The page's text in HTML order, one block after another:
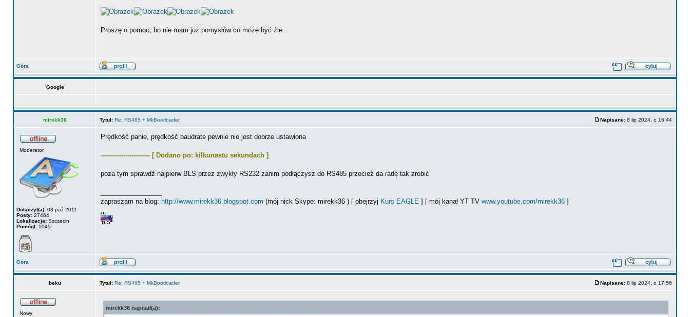
Proszę o pomoc, bo nie mam już pomysłów co może być źle...
Góra
Google
mirekk36 Tytuł: Re: RS485 + MkBootloader Napisane: 8 lip 2024, o 16:44
Moderator
Dołączył(a): 03 paź 2011
Posty: 27464
Lokalizacja: Szczecin
Pomógł: 1045
Prędkość panie, prędkość baudrate pewnie nie jest dobrze ustawiona
------------------------ [ Dodano po: kilkunastu sekundach ]
poza tym sprawdź najpierw BLS przez zwykły RS232 zanim podłączysz do RS485 przecież da radę tak zrobić
zapraszam na blog: http://www.mirekk36.blogspot.com (mój nick Skype: mirekk36 ) [ obejrzyj Kurs EAGLE ] [ mój kanał YT TV www.youtube.com/mirekk36 ]
Góra
beku Tytuł: Re: RS485 + MkBootloader Napisane: 8 lip 2024, o 17:56
Nowy
mirekk36 napisał(a):